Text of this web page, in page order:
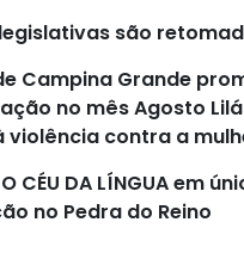
são
Campina Grande
no mês Agosto
violência contra a
CÉU DA LÍNGUA em
no Pedra do Reino